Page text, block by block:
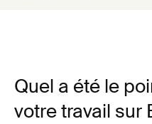
Quel a été le
votre travail sur